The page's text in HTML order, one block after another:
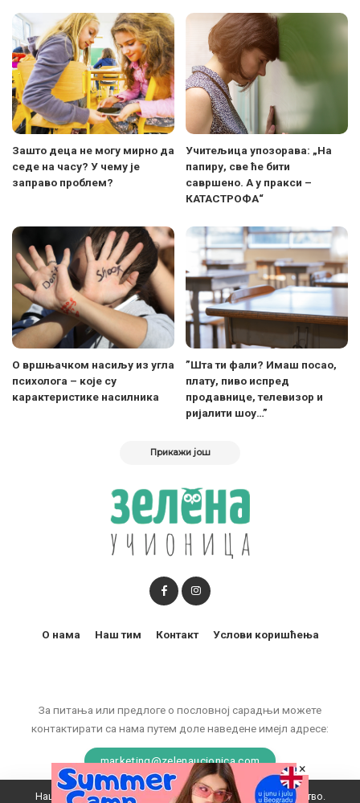
Зашто деца не могу мирно да
седе на часу? У чему је
заправо проблем?
Учитељица упозорава: „На
папиру, све ће бити
савршено. А у пракси –
КАТАСТРОФА“
О вршњачком насиљу из угла
психолога – које су
карактеристике насилника
”Шта ти фали? Имаш посао,
плату, пиво испред
продавнице, телевизор и
ријалити шоу…”
Прикажи још
За питања или предлоге о пословној сарадњи можете
контактирати са нама путем доле наведене имејл адресе:
marketing@zelenaucionica.com
О нама Наш тим Контакт Услови коришћења
Наш вебсајт користи колачиће да побољша ваше искуство.
×